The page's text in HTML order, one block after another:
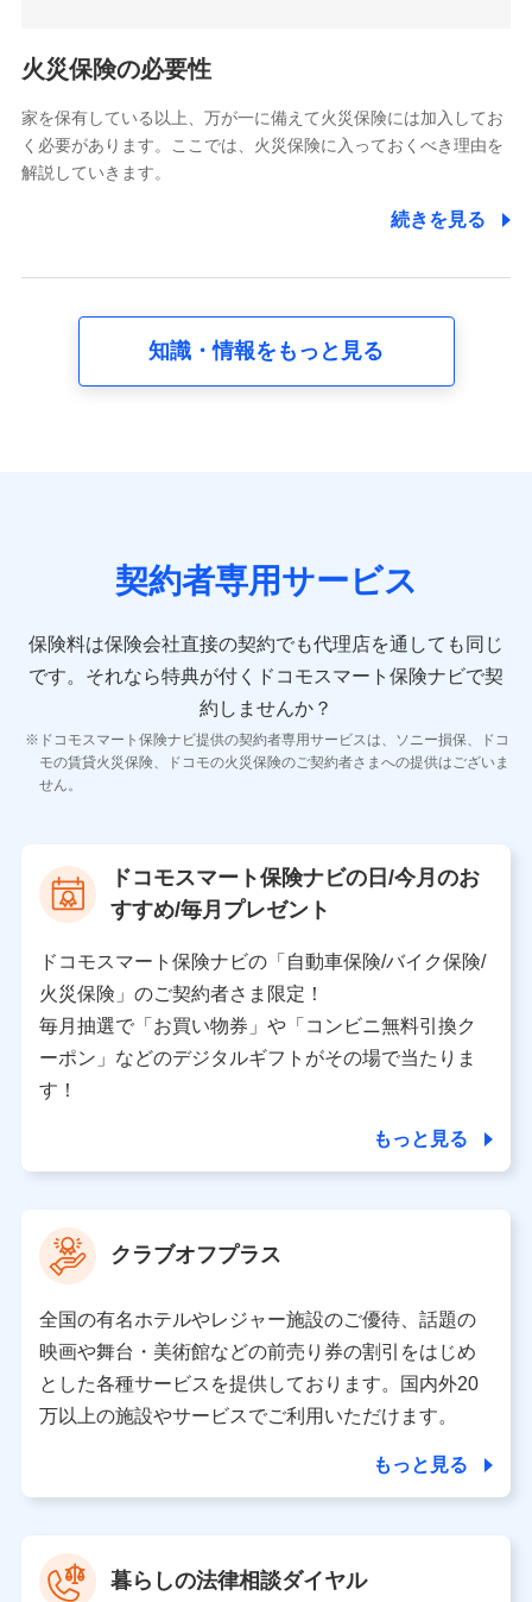
電話対応の品質向上およびお問合せ内容の正確な把握のため
6.採用応募者の個人情報
採用選考および入社手続を実施するため
8.取引先個人情報
取引先としての選定業務、営業情報の提供業務、契約締結手
10.受託業務の 個人情報
11.マイカー通勤管理クラウド並びに法人向けASPサー
ビスに関してのお問い合わせ情報
各種お問い合わせに対応するため
当社のサービスに関する情報提供や、皆様に有用なお知らせ
をお送りするため
当社の対応品質向上やお問い合わせ内容の正確な把握のため
個人情報保護管理者の職名、連絡先
〒103-0013 東京都中央区日本橋人形町2-14-10 アー
バンネット日本橋ビル 3F
株式会社ドコモ・インシュアランス
個人情報の第三者提供について
当社は利用目的の達成に必要な範囲内において個人情報
の取り扱いの全部または一部を委託する場合がありま
す。
個人データの共同利用
当社は株式会社NTTドコモとの間で、以下のとおり個
人データを共同利用します。
氏名、電話番号、メールアドレス、お客さまの識別子、属
性、連絡先、dポイントサービスのご利用に関する情報。例
火災保険の必要性
家を保有している以上、万が一に備えて火災保険には加入してお
く必要があります。ここでは、火災保険に入っておくべき理由を
解説していきます。
続きを見る
知識・情報をもっと見る
契約者専用サービス
保険料は保険会社直接の契約でも代理店を通しても同じ
です。 それなら特典が付くドコモスマート保険ナビで契
約しませんか？
ドコモスマート保険ナビ提供の契約者専用サービスは、ソニー損保、ドコ
モの賃貸火災保険、ドコモの火災保険のご契約者さまへの提供はございま
せん。
ドコモスマート保険ナビの日/今月のお
すすめ/毎月プレゼント
ドコモスマート保険ナビの「自動車保険/バイク保険/
火災保険」のご契約者さま限定！
毎月抽選で「お買い物券」や「コンビニ無料引換ク
ーポン」などのデジタルギフトがその場で当たりま
す！
もっと見る
クラブオフプラス
全国の有名ホテルやレジャー施設のご優待、話題の
映画や舞台・美術館などの前売り券の割引をはじめ
とした各種サービスを提供しております。国内外20
万以上の施設やサービスでご利用いただけます。
もっと見る
暮らしの法律相談ダイヤル